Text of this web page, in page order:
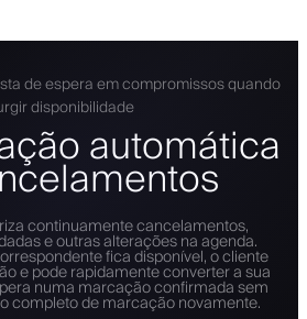
de espera em compromissos quando
disponibilidade
automática
continuamente cancelamentos,
e outras alterações na agenda.
fica disponível, o cliente
e pode rapidamente converter a sua
numa marcação confirmada sem
completo de marcação novamente.